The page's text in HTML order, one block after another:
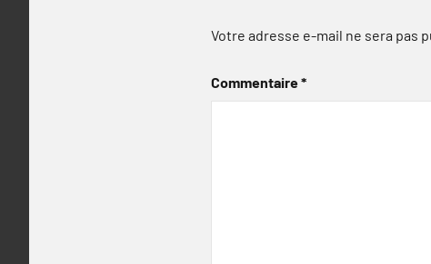
Votre adresse e-mail ne sera pas
Commentaire*